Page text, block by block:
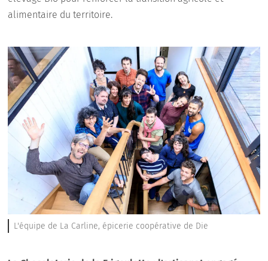
alimentaire du territoire.
L'équipe de La Carline, épicerie coopérative de Die